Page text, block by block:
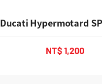
Ducati Hypermotard
NT$ 1,200